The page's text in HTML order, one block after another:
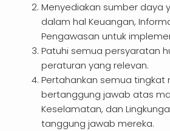
Menyediakan sumber daya
dalam hal Keuangan,
Pengawasan untuk
Patuhi semua persyaratan
peraturan yang relevan.
Pertahankan semua tingkat
bertanggung jawab atas
Keselamatan, dan
tanggung jawab mereka.